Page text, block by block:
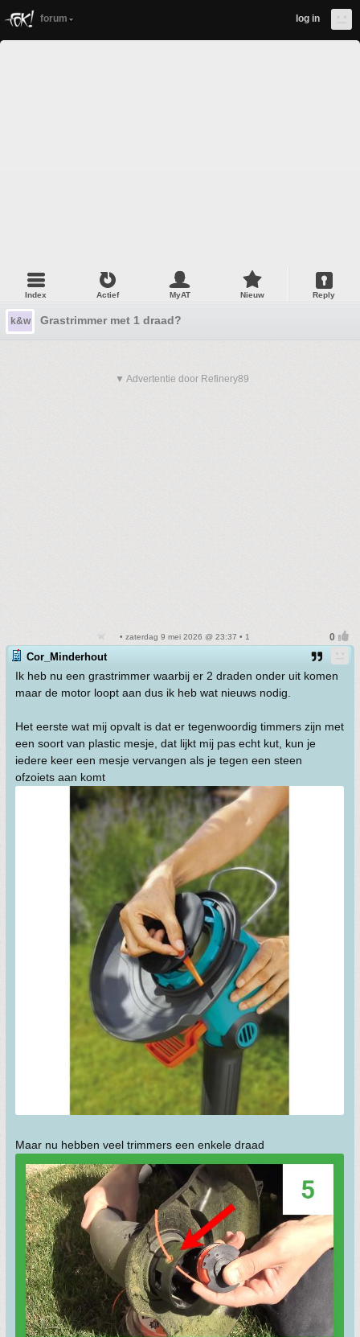
forum log in
Index Actief MyAT Nieuw Reply
k&w Grastrimmer met 1 draad?
▼ Advertentie door Refinery89
• zaterdag 9 mei 2026 @ 23:37 • 1
Cor_Minderhout
Ik heb nu een grastrimmer waarbij er 2 draden onder uit komen
maar de motor loopt aan dus ik heb wat nieuws nodig.
Het eerste wat mij opvalt is dat er tegenwoordig timmers zijn met
een soort van plastic mesje, dat lijkt mij pas echt kut, kun je
iedere keer een mesje vervangen als je tegen een steen
ofzoiets aan komt
Maar nu hebben veel trimmers een enkele draad